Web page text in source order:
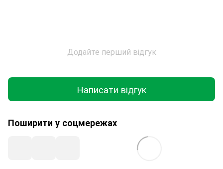
Додайте перший відгук
Написати відгук
Поширити у соцмережах